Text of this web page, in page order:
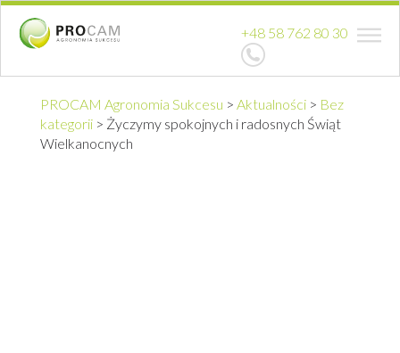
+48 58 762 80 30
PROCAM Agronomia Sukcesu > Aktualności > Bez
kategorii > Życzymy spokojnych i radosnych Świąt
Wielkanocnych